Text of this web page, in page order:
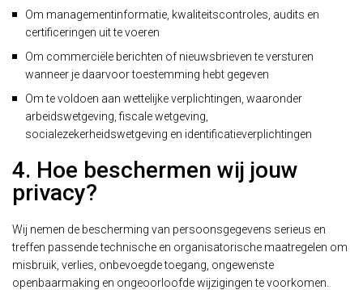
Om managementinformatie, kwaliteitscontroles, audits en
certificeringen uit te voeren
Om commerciële berichten of nieuwsbrieven te versturen
wanneer je daarvoor toestemming hebt gegeven
Om te voldoen aan wettelijke verplichtingen, waaronder
arbeidswetgeving, fiscale wetgeving,
socialezekerheidswetgeving en identificatieverplichtingen
4. Hoe beschermen wij jouw
privacy?
Wij nemen de bescherming van persoonsgegevens serieus en
treffen passende technische en organisatorische maatregelen om
misbruik, verlies, onbevoegde toegang, ongewenste
openbaarmaking en ongeoorloofde wijzigingen te voorkomen.